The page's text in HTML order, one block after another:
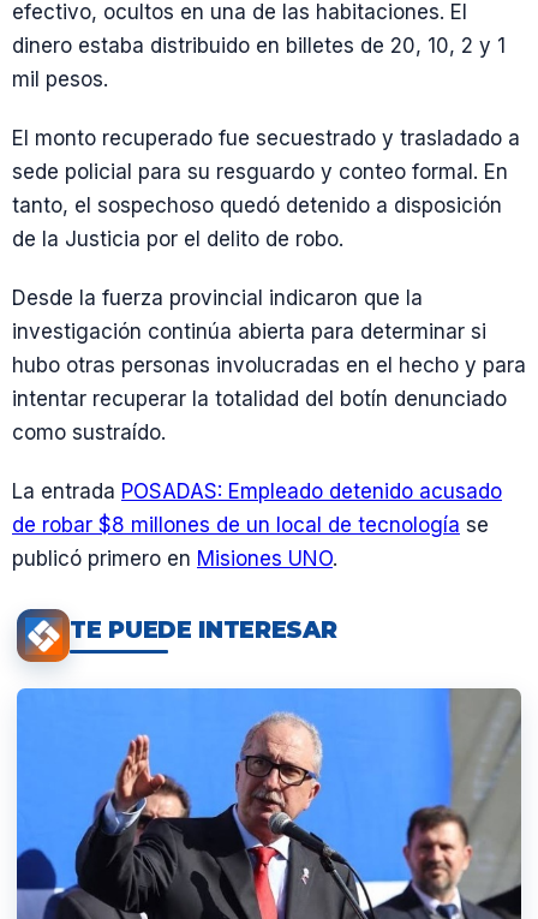
efectivo, ocultos en una de las habitaciones. El
dinero estaba distribuido en billetes de 20, 10, 2 y 1
mil pesos.
El monto recuperado fue secuestrado y trasladado a
sede policial para su resguardo y conteo formal. En
tanto, el sospechoso quedó detenido a disposición
de la Justicia por el delito de robo.
Desde la fuerza provincial indicaron que la
investigación continúa abierta para determinar si
hubo otras personas involucradas en el hecho y para
intentar recuperar la totalidad del botín denunciado
como sustraído.
La entrada POSADAS: Empleado detenido acusado
de robar $8 millones de un local de tecnología se
publicó primero en Misiones UNO.
TE PUEDE INTERESAR